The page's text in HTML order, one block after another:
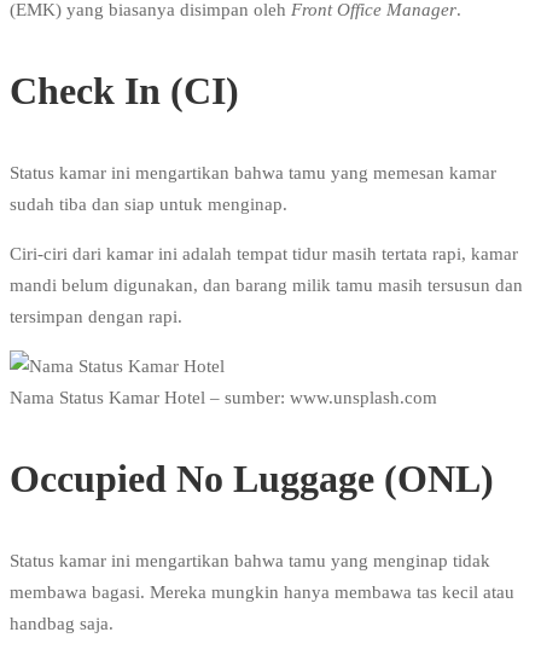
(EMK) yang biasanya disimpan oleh Front Office Manager.
Check In (CI)
Status kamar ini mengartikan bahwa tamu yang memesan kamar
sudah tiba dan siap untuk menginap.
Ciri-ciri dari kamar ini adalah tempat tidur masih tertata rapi, kamar
mandi belum digunakan, dan barang milik tamu masih tersusun dan
tersimpan dengan rapi.
Nama Status Kamar Hotel – sumber: www.unsplash.com
Occupied No Luggage (ONL)
Status kamar ini mengartikan bahwa tamu yang menginap tidak
membawa bagasi. Mereka mungkin hanya membawa tas kecil atau
handbag saja.